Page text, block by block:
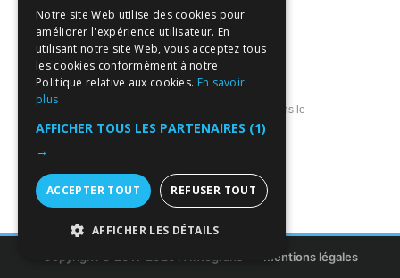
Enregistrer mon nom, mon e-mail et mon site dans le
navigateur pour mon prochain commentaire.
Mentions légales
Notre site Web utilise des cookies pour
améliorer l'expérience utilisateur. En
utilisant notre site Web, vous acceptez tous
les cookies conformément à notre
Politique relative aux cookies. En savoir
plus
AFFICHER TOUS LES PARTENAIRES (1)
→
ACCEPTER TOUT REFUSER TOUT
AFFICHER LES DÉTAILS
STRICTEMENT NÉCESSAIRES